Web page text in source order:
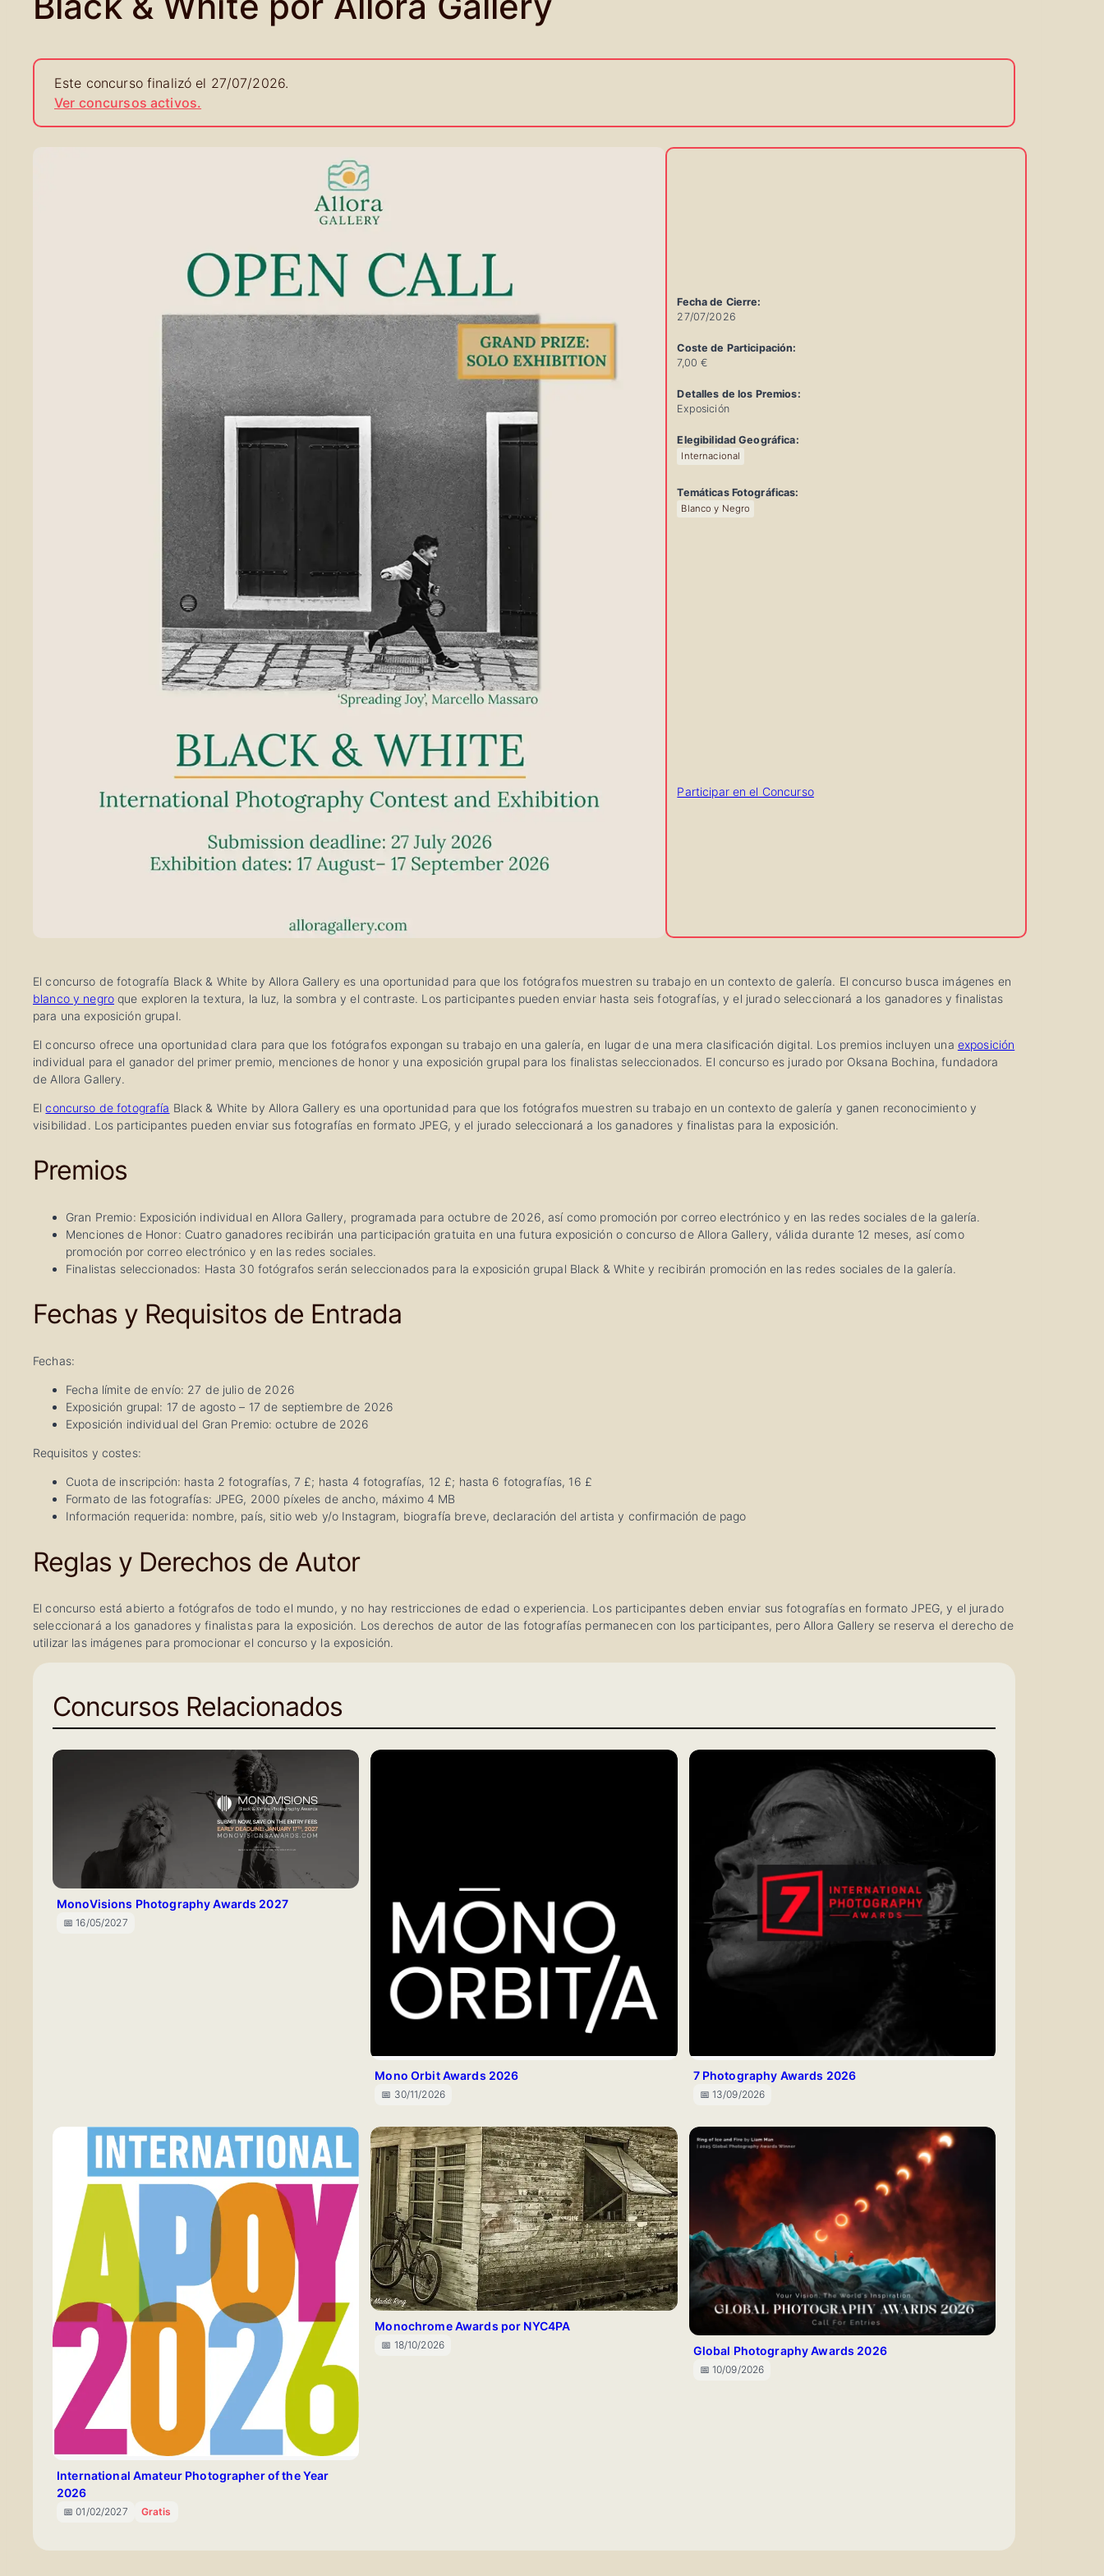
Este concurso finalizó el 27/07/2026.
Ver concursos activos.
Fecha de Cierre:
27/07/2026
Coste de Participación:
7,00 €
Detalles de los Premios:
Exposición
Elegibilidad Geográfica:
Internacional
Temáticas Fotográficas:
Blanco y Negro
Participar en el Concurso
El concurso de fotografía Black & White by Allora Gallery es una oportunidad para que los fotógrafos muestren su trabajo en un contexto de galería. El concurso busca imágenes en
blanco y negroque exploren la textura, la luz, la sombra y el contraste. Los participantes pueden enviar hasta seis fotografías, y el jurado seleccionará a los ganadores y finalistas
para una exposición grupal.
El concurso ofrece una oportunidad clara para que los fotógrafos expongan su trabajo en una galería, en lugar de una mera clasificación digital. Los premios incluyen una exposición
individual para el ganador del primer premio, menciones de honor y una exposición grupal para los finalistas seleccionados. El concurso es jurado por Oksana Bochina, fundadora
de Allora Gallery.
Elconcurso de fotografía Black & White by Allora Gallery es una oportunidad para que los fotógrafos muestren su trabajo en un contexto de galería y ganen reconocimiento y
visibilidad. Los participantes pueden enviar sus fotografías en formato JPEG, y el jurado seleccionará a los ganadores y finalistas para la exposición.
Premios
Gran Premio: Exposición individual en Allora Gallery, programada para octubre de 2026, así como promoción por correo electrónico y en las redes sociales de la galería.
Menciones de Honor: Cuatro ganadores recibirán una participación gratuita en una futura exposición o concurso de Allora Gallery, válida durante 12 meses, así como
promoción por correo electrónico y en las redes sociales.
Finalistas seleccionados: Hasta 30 fotógrafos serán seleccionados para la exposición grupal Black & White y recibirán promoción en las redes sociales de la galería.
Fechas y Requisitos de Entrada
Fechas:
Fecha límite de envío: 27 de julio de 2026
Exposición grupal: 17 de agosto – 17 de septiembre de 2026
Exposición individual del Gran Premio: octubre de 2026
Requisitos y costes:
Cuota de inscripción: hasta 2 fotografías, 7 £; hasta 4 fotografías, 12 £; hasta 6 fotografías, 16 £
Formato de las fotografías: JPEG, 2000 píxeles de ancho, máximo 4 MB
Información requerida: nombre, país, sitio web y/o Instagram, biografía breve, declaración del artista y confirmación de pago
Reglas y Derechos de Autor
El concurso está abierto a fotógrafos de todo el mundo, y no hay restricciones de edad o experiencia. Los participantes deben enviar sus fotografías en formato JPEG, y el jurado
seleccionará a los ganadores y finalistas para la exposición. Los derechos de autor de las fotografías permanecen con los participantes, pero Allora Gallery se reserva el derecho de
utilizar las imágenes para promocionar el concurso y la exposición.
Concursos Relacionados
MonoVisions Photography Awards 2027
📅 16/05/2027
Mono Orbit Awards 2026
📅 30/11/2026
7 Photography Awards 2026
📅 13/09/2026
International Amateur Photographer of the Year
2026
📅 01/02/2027 Gratis
Monochrome Awards por NYC4PA
📅 18/10/2026 Global Photography Awards 2026
📅 10/09/2026